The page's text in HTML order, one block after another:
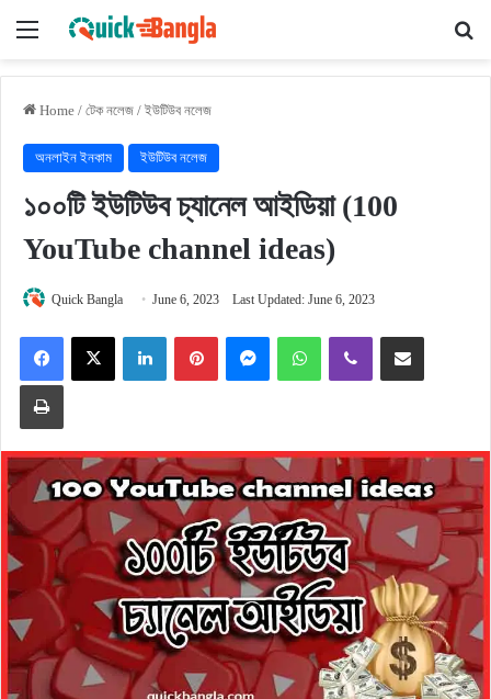
Menu
Home / টেক নলেজ / ইউটিউব নলেজ
অনলাইন ইনকাম ইউটিউব নলেজ
১০০টি ইউটিউব চ্যানেল আইডিয়া (100
YouTube channel ideas)
Quick Bangla June 6, 2023 Last Updated: June 6, 2023
FacebookX LinkedInPinterestMessengerWhatsAppViber Share via Email
Print